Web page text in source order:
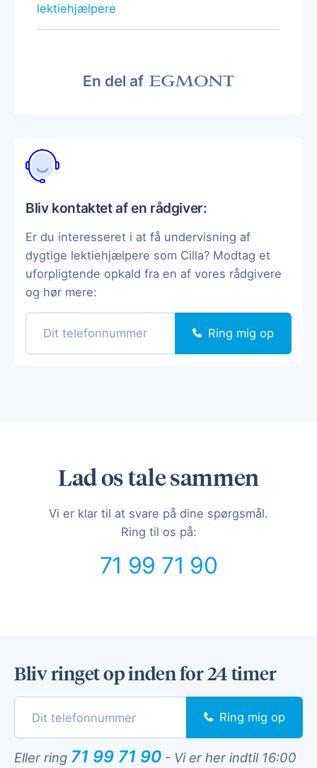
lektiehjælpere
En del af
Bliv kontaktet af en rådgiver:
Er du interesseret i at få undervisning af
dygtige lektiehjælpere som Cilla? Modtag et
uforpligtende opkald fra en af vores rådgivere
og hør mere:
Ring mig op
Lad os tale sammen
Vi er klar til at svare på dine spørgsmål.
Ring til os på:
71 99 71 90
Bliv ringet op inden for 24 timer
Ring mig op
Eller ring 71 99 71 90 - Vi er her indtil 16:00